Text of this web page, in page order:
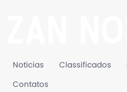
Noticias Classificados
Contatos